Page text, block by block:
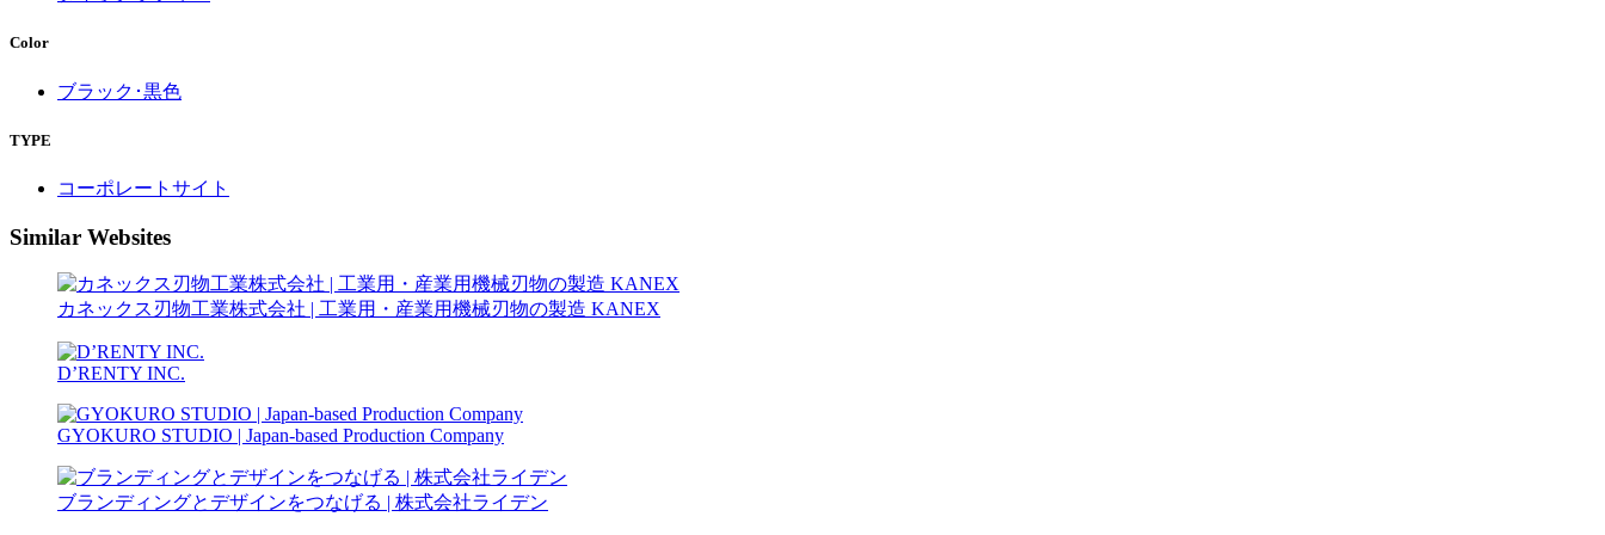
Color
ブラック･黒色
TYPE
コーポレートサイト
Similar Websites
カネックス刃物工業株式会社 | 工業用・産業用機械刃物の製造 KANEX
D’RENTY INC.
GYOKURO STUDIO | Japan-based Production Company
ブランディングとデザインをつなげる | 株式会社ライデン